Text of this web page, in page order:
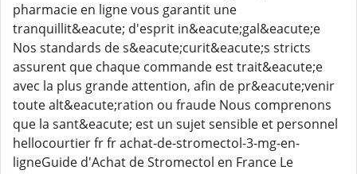
pharmacie en ligne vous garantit une
tranquillit&eacute; d'esprit in&eacute;gal&eacute;e
Nos standards de s&eacute;curit&eacute;s stricts
assurent que chaque commande est trait&eacute;e
avec la plus grande attention, afin de pr&eacute;venir
toute alt&eacute;ration ou fraude Nous comprenons
que la sant&eacute; est un sujet sensible et personnel
hellocourtier fr fr achat-de-stromectol-3-mg-en-
ligneGuide d'Achat de Stromectol en France Le